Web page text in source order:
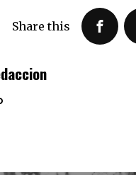
Share this